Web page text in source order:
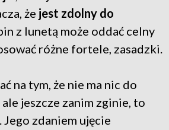
że jest zdolny do
z lunetą może oddać celny
różne fortele, zasadzki.
na tym, że nie ma nic do
jeszcze zanim zginie, to
Jego zdaniem ujęcie